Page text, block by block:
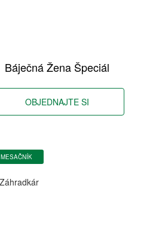
Báječná Žena Špeciál
OBJEDNAJTE SI
MESAČNÍK